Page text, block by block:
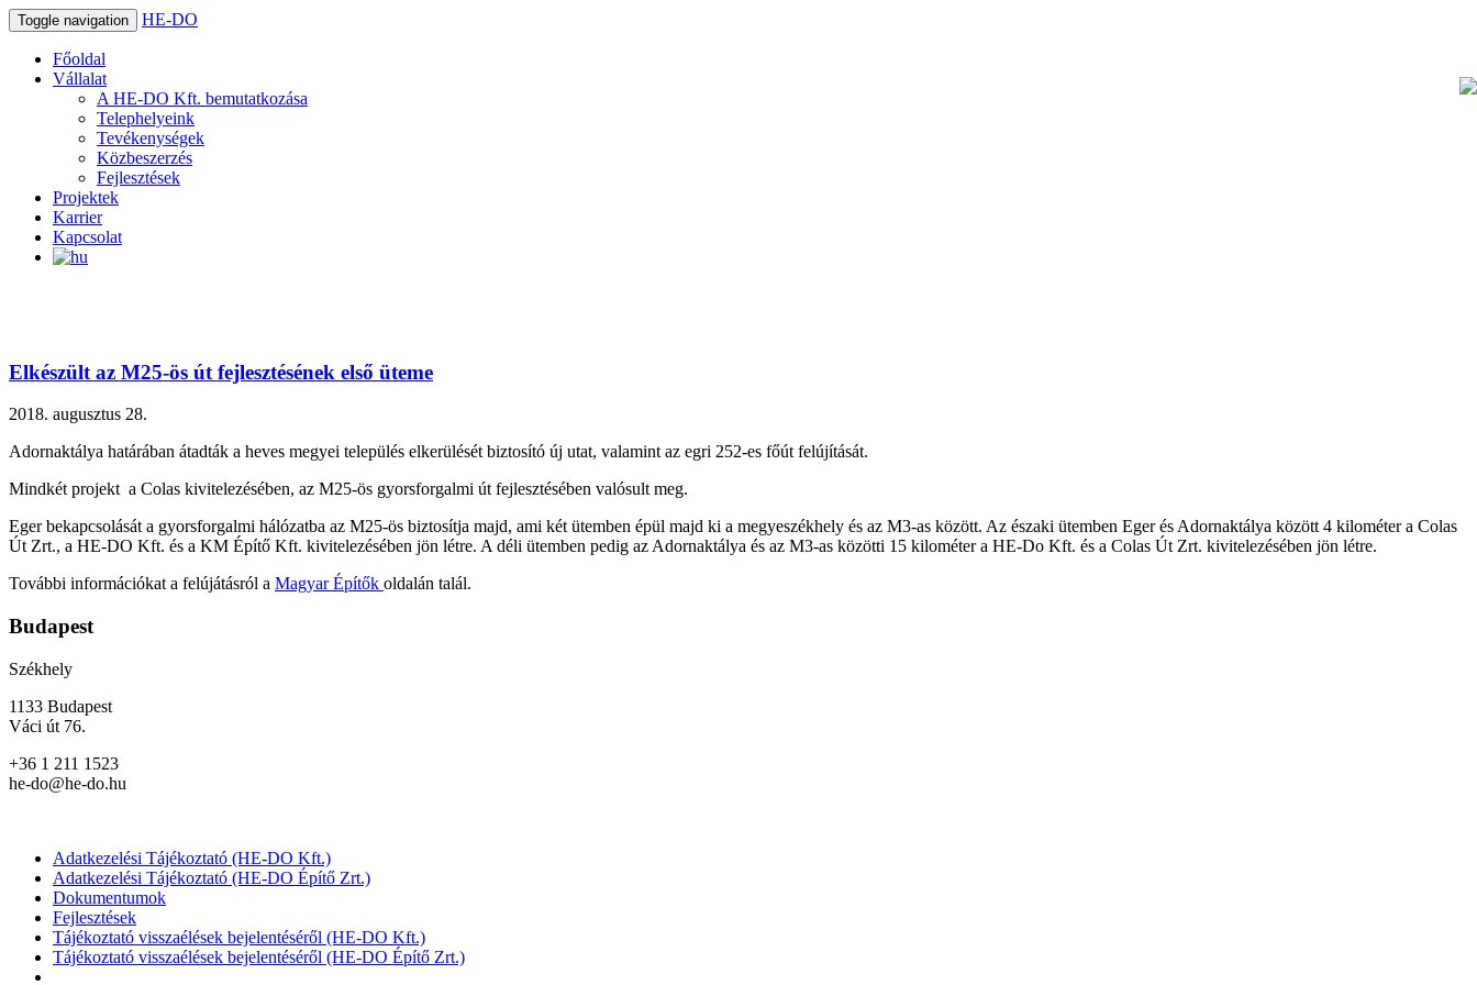
Toggle navigation HE-DO
Főoldal
Vállalat
A HE-DO Kft. bemutatkozása
Telephelyeink
Tevékenységek
Közbeszerzés
Fejlesztések
Projektek
Karrier
Kapcsolat
Elkészült az M25-ös út fejlesztésének első üteme
2018. augusztus 28.
Adornaktálya határában átadták a heves megyei település elkerülését biztosító új utat, valamint az egri 252-es főút felújítását.
Mindkét projekt a Colas kivitelezésében, az M25-ös gyorsforgalmi út fejlesztésében valósult meg.
Eger bekapcsolását a gyorsforgalmi hálózatba az M25-ös biztosítja majd, ami két ütemben épül majd ki a megyeszékhely és az M3-as között. Az északi ütemben Eger és Adornaktálya között 4 kilométer a Colas
Út Zrt., a HE-DO Kft. és a KM Építő Kft. kivitelezésében jön létre. A déli ütemben pedig az Adornaktálya és az M3-as közötti 15 kilométer a HE-Do Kft. és a Colas Út Zrt. kivitelezésében jön létre.
További információkat a felújátásról a Magyar Építők oldalán talál.
Budapest
Székhely
1133 Budapest
Váci út 76.
+36 1 211 1523
he-do@he-do.hu
Adatkezelési Tájékoztató (HE-DO Kft.)
Adatkezelési Tájékoztató (HE-DO Építő Zrt.)
Dokumentumok
Fejlesztések
Tájékoztató visszaélések bejelentéséről (HE-DO Kft.)
Tájékoztató visszaélések bejelentéséről (HE-DO Építő Zrt.)